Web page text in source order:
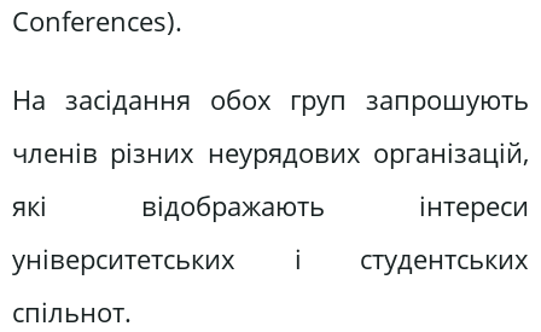
Conferences).
На засідання обох груп запрошують
членів різних неурядових організацій,
які відображають інтереси
університетських і студентських
спільнот.